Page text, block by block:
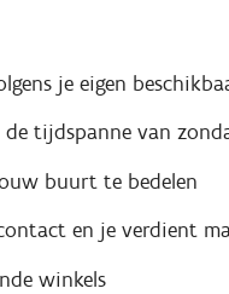
je eigen
tijdspanne van
buurt te bedelen
en je verdient
winkels